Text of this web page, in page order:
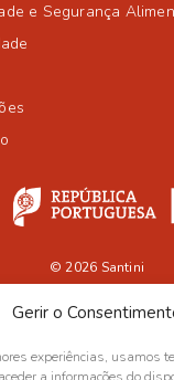
Gerir o
experiências, usamos
e Segurança
© 2026 Santini